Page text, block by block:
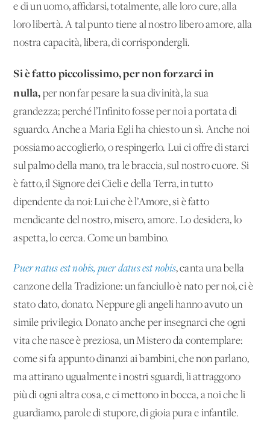
e di un uomo, affidarsi, totalmente, alle loro cure, alla
loro libertà. A tal punto tiene al nostro libero amore, alla
nostra capacità, libera, di corrispondergli.
Si è fatto piccolissimo, per non forzarci in
nulla, per non far pesare la sua divinità, la sua
grandezza; perché l’Infinito fosse per noi a portata di
sguardo. Anche a Maria Egli ha chiesto un sì. Anche noi
possiamo accoglierlo, o respingerlo. Lui ci offre di starci
sul palmo della mano, tra le braccia, sul nostro cuore. Si
è fatto, il Signore dei Cieli e della Terra, in tutto
dipendente da noi: Lui che è l’Amore, si è fatto
mendicante del nostro, misero, amore. Lo desidera, lo
aspetta, lo cerca. Come un bambino.
Puer natus est nobis, puer datus est nobis, canta una bella
canzone della Tradizione: un fanciullo è nato per noi, ci è
stato dato, donato. Neppure gli angeli hanno avuto un
simile privilegio. Donato anche per insegnarci che ogni
vita che nasce è preziosa, un Mistero da contemplare:
come si fa appunto dinanzi ai bambini, che non parlano,
ma attirano ugualmente i nostri sguardi, li attraggono
più di ogni altra cosa, e ci mettono in bocca, a noi che li
guardiamo, parole di stupore, di gioia pura e infantile.